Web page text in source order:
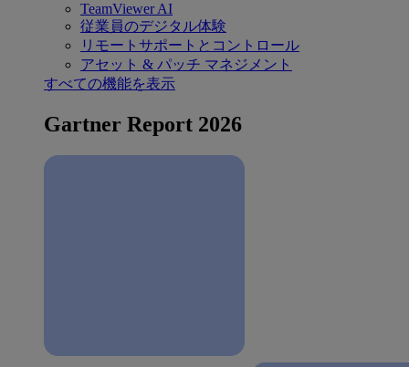
TeamViewer AI
従業員のデジタル体験
リモートサポートとコントロール
アセット & パッチ マネジメント
すべての機能を表示
Gartner Report 2026